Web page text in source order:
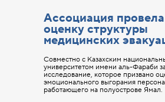
Совместно с Казахским
университетом имени аль-Фараби
исследование, которое призвано
эмоционального выгорания
работающего на полуострове Ямал.
Ассоциация
оценку структуры
медицинских
+7 (3822)
Руководство
Направления работы
Экспертный
Конференция Блог
Об ассоциации